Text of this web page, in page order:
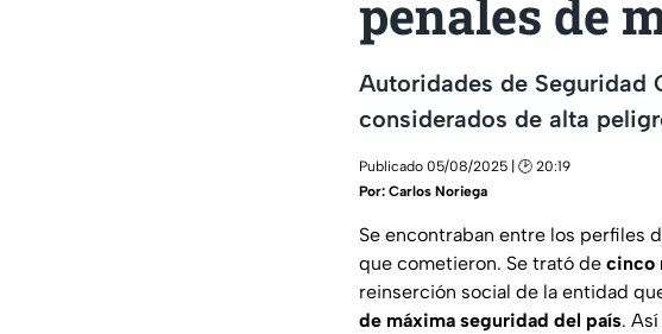
penales de
Autoridades de Seguridad
considerados de alta
Publicado 05/08/2025 | 🕑 20:19
Por: Carlos Noriega
Se encontraban entre los perfiles
que cometieron. Se trató de cinco
reinserción social de la entidad
de máxima seguridad del país.